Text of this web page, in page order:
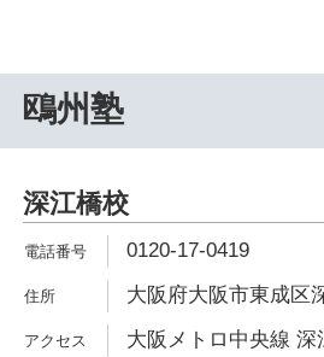
鴎州塾
深江橋校
0120-17-0419
大阪府大阪市東成区
大阪メトロ中央線 深